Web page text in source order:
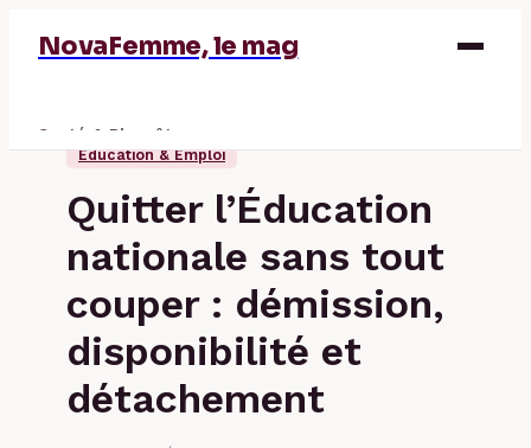
NovaFemme, le mag
Santé & Bien-être
Éducation & Emploi
Éducation & Emploi
Quitter l’Éducation
nationale sans tout
couper : démission,
disponibilité et
détachement